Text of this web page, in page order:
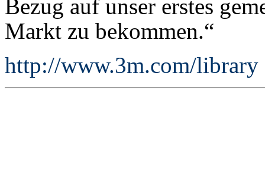
Bezug auf unser erstes
Markt zu bekommen.“
http://www.3m.com/library